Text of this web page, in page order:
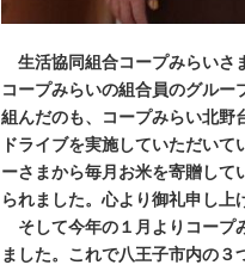
生活協同組合コープみらいさ
コープみらいの組合員のグルー
組んだのも、コープみらい北野
ドライブを実施していただい
ーさまから毎月お米を寄贈して
られました。心より御礼申し上
そして今年の１月よりコープ
ました。 これで八王子市内の３